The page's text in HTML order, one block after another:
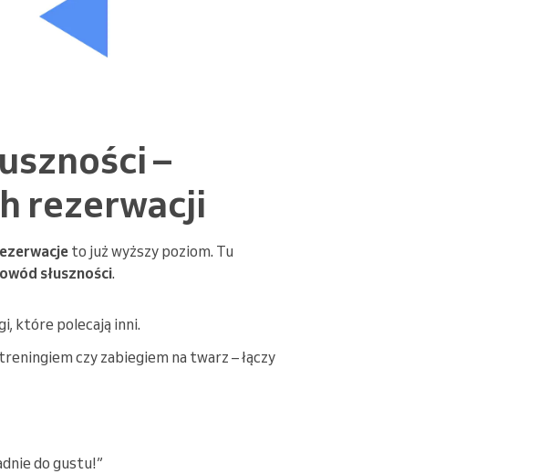
–
rezerwacji
to już wyższy poziom. Tu
słuszności.
które polecają inni.
czy zabiegiem na twarz – łączy
do gustu!”